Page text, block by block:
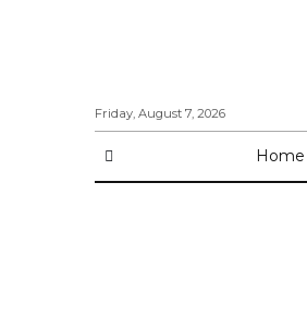
Friday, August 7, 2026
Home